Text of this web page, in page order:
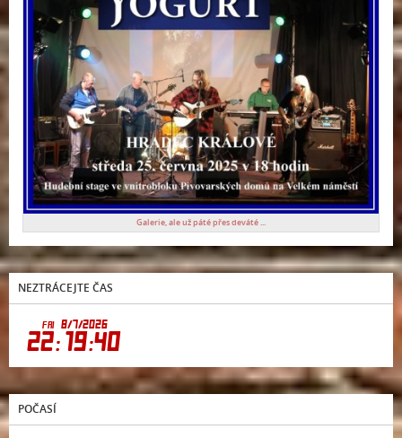
Galerie, ale už páté přes deváté ...
NEZTRÁCEJTE ČAS
POČASÍ